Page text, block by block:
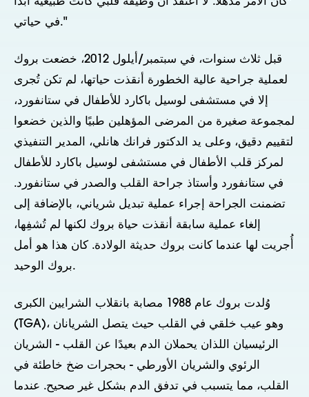
في حياتي."
قبل ثلاث سنوات، في سبتمبر/أيلول 2012، خضعت بروك
لعملية جراحية عالية الخطورة أنقذت حياتها، لم تكن تُجرى
إلا في مستشفى لوسيل باكارد للأطفال في ستانفورد،
لمجموعة صغيرة من المرضى المؤهلين طبيًا والذين خضعوا
لتقييم دقيق، وعلى يد الدكتور فرانك هانلي، المدير التنفيذي
لمركز قلب الأطفال في مستشفى لوسيل باكارد للأطفال
في ستانفورد وأستاذ جراحة القلب والصدر في ستانفورد.
تضمنت الجراحة إجراء عملية تبديل شرياني، بالإضافة إلى
إلغاء عملية سابقة أنقذت حياة بروك لكنها لم تُشفِها،
أُجريت لها عندما كانت بروك حديثة الولادة. كان هذا هو أمل
بروك الوحيد.
وُلدت بروك عام 1988 مصابة بانقلاب الشرايين الكبرى
(TGA)، وهو عيب خلقي في القلب حيث يتصل الشريانان
الرئيسيان اللذان يحملان الدم بعيدًا عن القلب - الشريان
الرئوي والشريان الأورطي - بحجرات ضخ خاطئة في
القلب، مما يتسبب في تدفق الدم بشكل غير صحيح. عندما